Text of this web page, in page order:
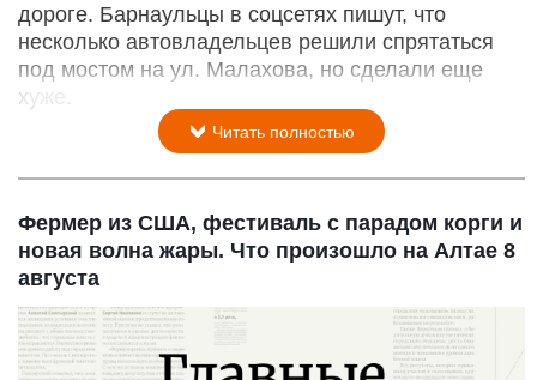
дороге. Барнаульцы в соцсетях пишут, что
несколько автовладельцев решили спрятаться
под мостом на ул. Малахова, но сделали еще
хуже.
Читать полностью
Фермер из США, фестиваль с парадом корги и
новая волна жары. Что произошло на Алтае 8
августа